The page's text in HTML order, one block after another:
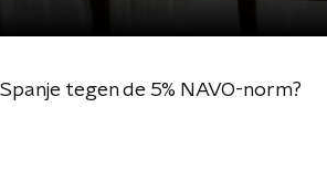
tegen de 5% NAVO-norm?